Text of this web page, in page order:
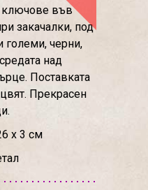
ключове във
закачалки, под
големи, черни,
над
Поставката
Прекрасен
х 3 см